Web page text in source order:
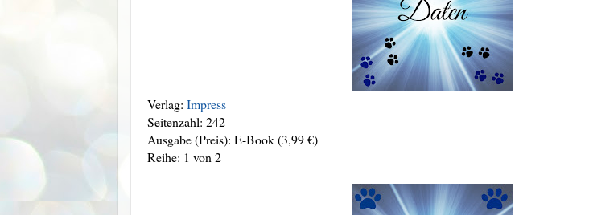
Verlag: Impress
Seitenzahl: 242
Ausgabe (Preis): E-Book (3,99 €)
Reihe: 1 von 2